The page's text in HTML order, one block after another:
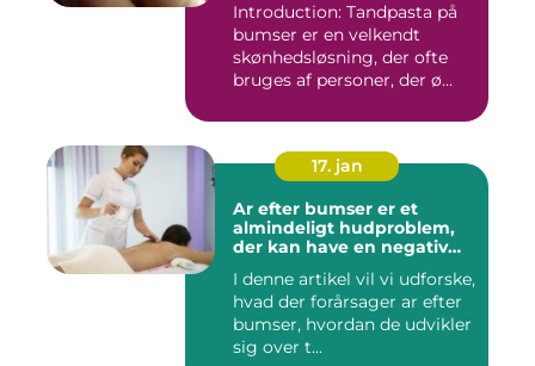
Introduction: Tandpasta på
bumser er en velkendt
skønhedsløsning, der ofte
bruges af personer, der ø...
17. jan
Ar efter bumser er et
almindeligt hudproblem,
der kan have en negativ
selvtillid og trivsel
I denne artikel vil vi udforske,
hvad der forårsager ar efter
bumser, hvordan de udvikler
sig over t...